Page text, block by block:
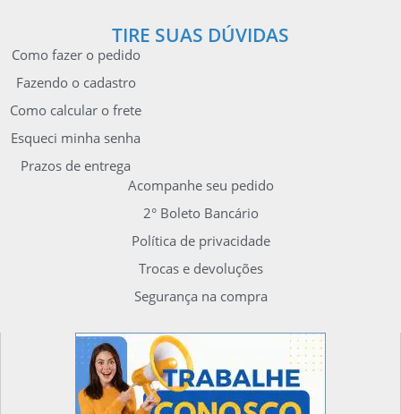
TIRE SUAS DÚVIDAS
Como fazer o pedido
Fazendo o cadastro
Como calcular o frete
Esqueci minha senha
Prazos de entrega
Acompanhe seu pedido
2° Boleto Bancário
Política de privacidade
Trocas e devoluções
Segurança na compra